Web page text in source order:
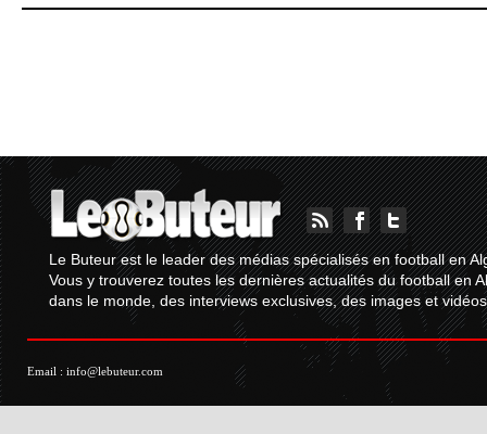
Le Buteur est le leader des médias spécialisés en football en
Vous y trouverez toutes les dernières actualités du football en
dans le monde, des interviews exclusives, des images et
Email : info@lebuteur.com